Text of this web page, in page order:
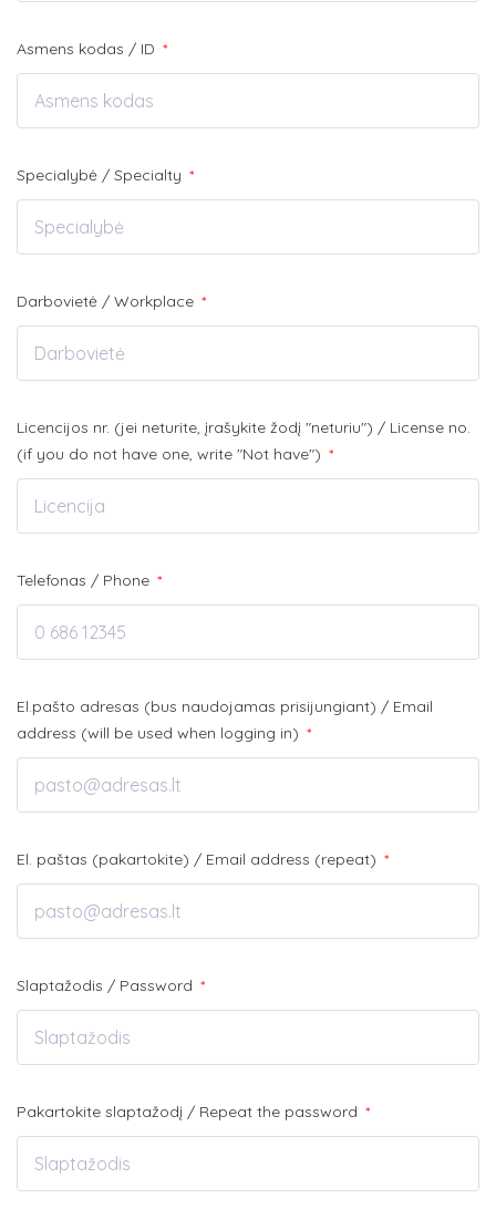
Asmens kodas / ID *
Specialybė / Specialty *
Darbovietė / Workplace *
Licencijos nr. (jei neturite, įrašykite žodį "neturiu") / License no.
(if you do not have one, write "Not have") *
Telefonas / Phone *
El.pašto adresas (bus naudojamas prisijungiant) / Email
address (will be used when logging in) *
El. paštas (pakartokite) / Email address (repeat) *
Slaptažodis / Password *
Pakartokite slaptažodį / Repeat the password *